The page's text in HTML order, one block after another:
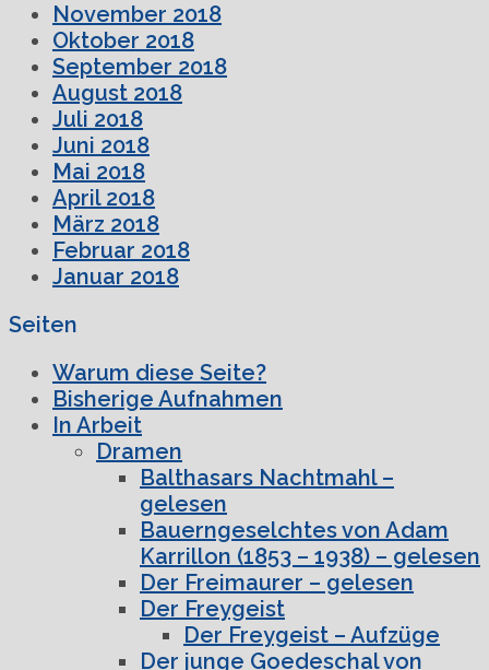
November 2018
Oktober 2018
September 2018
August 2018
Juli 2018
Juni 2018
Mai 2018
April 2018
März 2018
Februar 2018
Januar 2018
Seiten
Warum diese Seite?
Bisherige Aufnahmen
In Arbeit
Dramen
Balthasars Nachtmahl –
gelesen
Bauerngeselchtes von Adam
Karrillon (1853 – 1938) – gelesen
Der Freimaurer – gelesen
Der Freygeist
Der Freygeist – Aufzüge
Der junge Goedeschal von